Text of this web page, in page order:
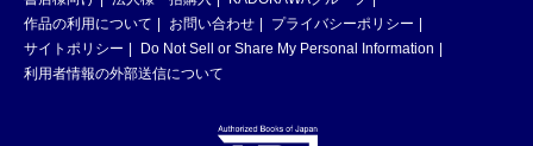
作品の利用について
お問い合わせ
プライバシーポリシー
サイトポリシー
Do Not Sell or Share My Personal Information
利用者情報の外部送信について